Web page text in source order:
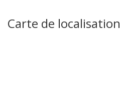
Carte de localisation